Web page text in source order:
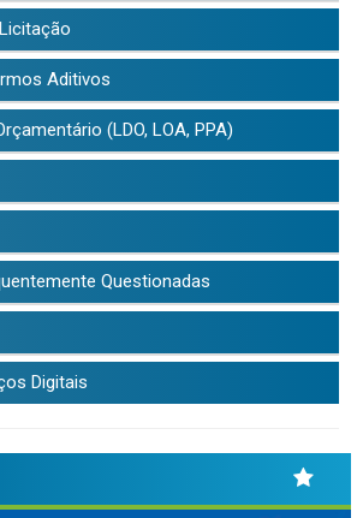
Aditivos
(LDO, LOA, PPA)
Questionadas
Digitais